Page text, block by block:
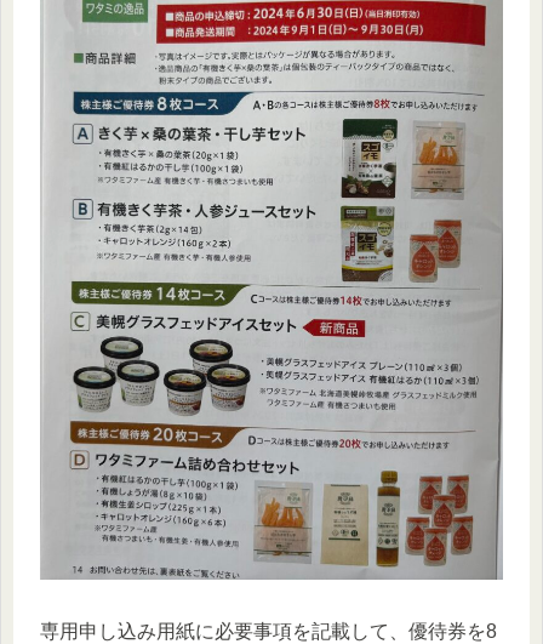
専用申し込み用紙に必要事項を記載して、優待券を8